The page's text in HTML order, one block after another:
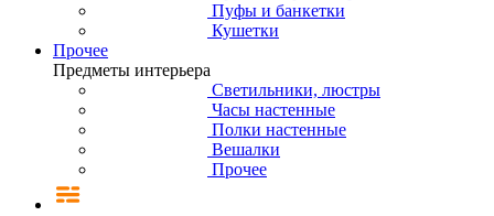
Пуфы и банкетки
Кушетки
Прочее
Предметы интерьера
Светильники, люстры
Часы настенные
Полки настенные
Вешалки
Прочее